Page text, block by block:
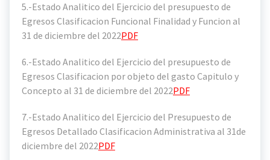
5.-Estado Analitico del Ejercicio del presupuesto de
Egresos Clasificacion Funcional Finalidad y Funcion al
31 de diciembre del 2022PDF
6.-Estado Analitico del Ejercicio del presupuesto de
Egresos Clasificacion por objeto del gasto Capitulo y
Concepto al 31 de diciembre del 2022PDF
7.-Estado Analitico del Ejercicio del Presupuesto de
Egresos Detallado Clasificacion Administrativa al 31de
diciembre del 2022PDF